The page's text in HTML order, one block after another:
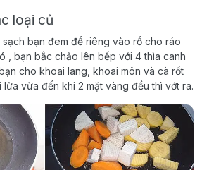
loại củ
bạn đem để riêng vào rổ cho ráo
, bạn bắc chảo lên bếp với 4 thìa canh
cho khoai lang, khoai môn và cà rốt
vừa đến khi 2 mặt vàng đều thì vớt ra.